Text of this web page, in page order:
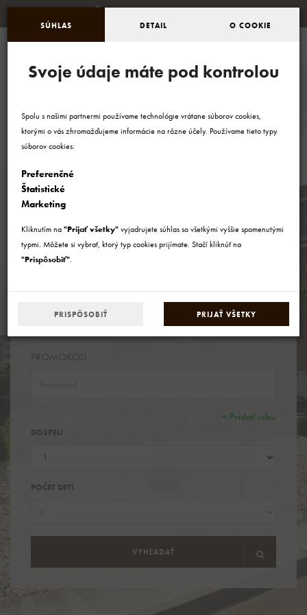
KOŠICE HOTEL ****
VYHĽADAJTE SI SVOJ
POBYT
PROMOKÓD
+ Pridať izbu
DOSPELÍ
POČET DETÍ
VYHĽADAŤ
SÚHLAS DETAIL O COOKIE
Svoje údaje máte pod kontrolou
Spolu s našimi partnermi používame technológie vrátane súborov cookies,
ktorými o vás zhromažďujeme informácie na rôzne účely. Používame tieto typy
súborov cookies:
Preferenčné
Štatistické
Marketing
Kliknutím na"Prijať všetky"vyjadrujete súhlas so všetkými vyššie spomenutými
typmi. Môžete si vybrať, ktorý typ cookies prijímate. Stačí kliknúť na
"Prispôsobiť".
PRISPÔSOBIŤ PRIJAŤ VŠETKY